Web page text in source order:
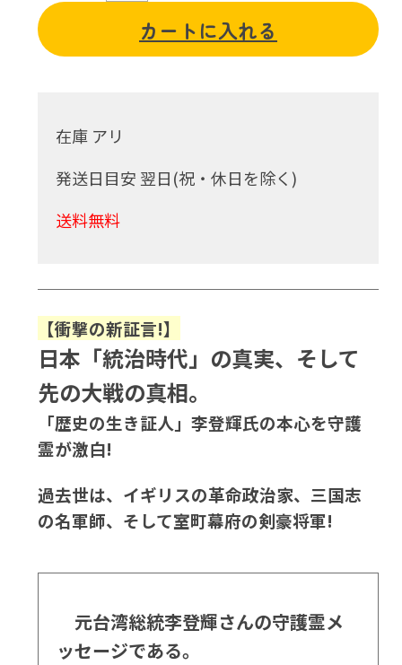
カートに入れる
在庫 アリ
発送日目安 翌日(祝・休日を除く)
送料無料
【衝撃の新証言!】
日本「統治時代」の真実、そして
先の大戦の真相。
「歴史の生き証人」李登輝氏の本心を守護
霊が激白!
過去世は、イギリスの革命政治家、三国志
の名軍師、そして室町幕府の剣豪将軍!
元台湾総統李登輝さんの守護霊メ
ッセージである。